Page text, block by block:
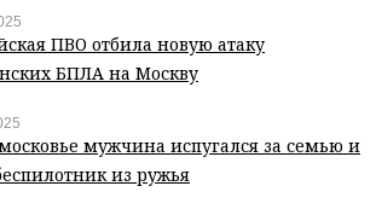
ПВО отбила новую атаку
БПЛА на Москву
мужчина испугался за семью и
из ружья